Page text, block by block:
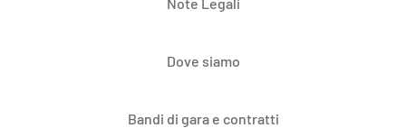
Dove siamo
Bandi di gara e contratti